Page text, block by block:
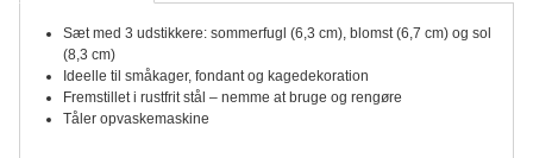
Sæt med 3 udstikkere: sommerfugl (6,3 cm), blomst (6,7 cm) og sol
(8,3 cm)
Ideelle til småkager, fondant og kagedekoration
Fremstillet i rustfrit stål – nemme at bruge og rengøre
Tåler opvaskemaskine